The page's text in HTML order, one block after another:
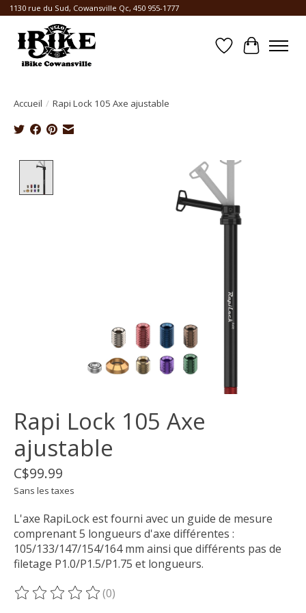
1130 rue du Sud, Cowansville Qc, 450 955-1777
Liste dePanier
Accueil / Rapi Lock 105 Axe ajustable
Product image slideshow Items
Rapi Lock 105 Axe
ajustable
C$99.99
Sans les taxes
L'axe RapiLock est fourni avec un guide de mesure
comprenant 5 longueurs d'axe différentes :
105/133/147/154/164 mm ainsi que différents pas de
filetage P1.0/P1.5/P1.75 et longueurs.
Ce produit est évalué à
(0)